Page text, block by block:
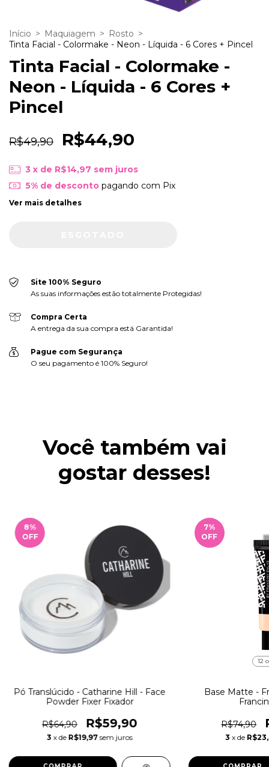
Início > Maquiagem > Rosto >
Tinta Facial - Colormake - Neon - Líquida - 6 Cores + Pincel
Tinta Facial - Colormake -
Neon - Líquida - 6 Cores +
Pincel
R$49,90 R$44,90
3 x de R$14,97 sem juros
5% de descontopagando com Pix
Ver mais detalhes
Site 100% Seguro
As suas informações estão totalmente Protegidas!
Compra Certa
A entrega da sua compra está Garantida!
Pague com Segurança
O seu pagamento é 100% Seguro!
Você também vai
gostar desses!
8%
OFF
Pó Translúcido - Catharine Hill - Face
Powder Fixer Fixador
R$64,90 R$59,90
3 x de R$19,97 sem juros
7%
OFF
12
Base Matte -
R$74,90
3 x de